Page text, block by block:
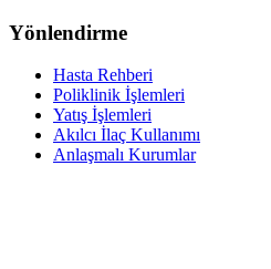
Yönlendirme
Hasta Rehberi
Poliklinik İşlemleri
Yatış İşlemleri
Akılcı İlaç Kullanımı
Anlaşmalı Kurumlar